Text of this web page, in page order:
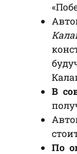
В
По